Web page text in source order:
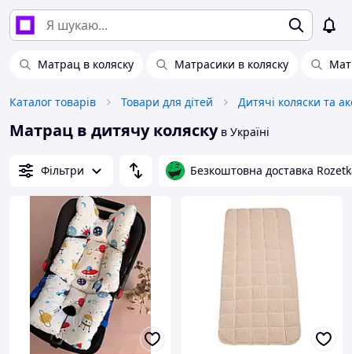
Матрац в коляску Матрасики в коляску
Каталог товарів Товари для дітей Дитячі коляски та
Матрац в дитячу коляскув Україні
Фільтри Безкоштовна доставка